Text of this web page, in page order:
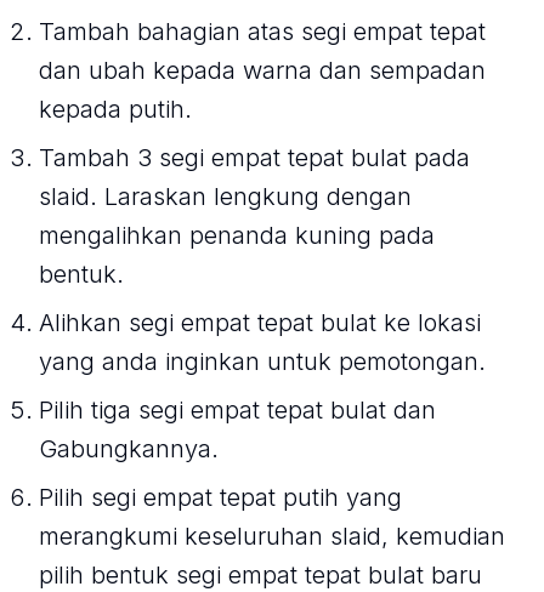
Tambah bahagian atas segi empat tepat
dan ubah kepada warna dan sempadan
kepada putih.
Tambah 3 segi empat tepat bulat pada
slaid. Laraskan lengkung dengan
mengalihkan penanda kuning pada
bentuk.
Alihkan segi empat tepat bulat ke lokasi
yang anda inginkan untuk pemotongan.
Pilih tiga segi empat tepat bulat dan
Gabungkannya.
Pilih segi empat tepat putih yang
merangkumi keseluruhan slaid, kemudian
pilih bentuk segi empat tepat bulat baru